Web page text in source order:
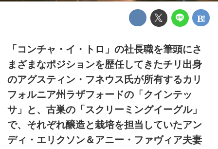
「コンチャ・イ・トロ」の社長職を筆頭にさ
まざまなポジションを歴任してきたチリ出身
のアグスティン・フネウス氏が所有するカリ
フォルニア州ラザフォードの「クインテッ
サ」と、古巣の「スクリーミングイーグル」
で、それぞれ醸造と栽培を担当していたアン
ディ・エリクソン＆アニー・ファヴィア夫妻